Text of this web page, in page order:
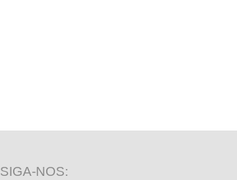
SIGA-NOS: